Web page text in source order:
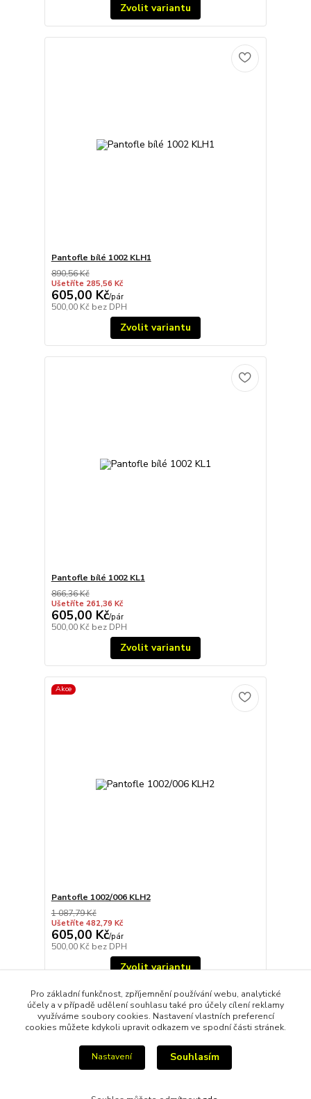
Zvolit variantu
Pantofle bílé 1002 KLH1
890,56 Kč
Ušetříte 285,56 Kč
605,00 Kč/pár
500,00 Kč bez DPH
Zvolit variantu
Pantofle bílé 1002 KL1
866,36 Kč
Ušetříte 261,36 Kč
605,00 Kč/pár
500,00 Kč bez DPH
Zvolit variantu
Akce
Pantofle 1002/006 KLH2
1 087,79 Kč
Ušetříte 482,79 Kč
605,00 Kč/pár
500,00 Kč bez DPH
Zvolit variantu
strana z 1
Pro základní funkčnost, zpříjemnění používání webu, analytické
účely a v případě udělení souhlasu také pro účely cílení reklamy
využíváme soubory cookies. Nastavení vlastních preferencí
cookies můžete kdykoli upravit odkazem ve spodní části stránek.
Nastavení Souhlasím